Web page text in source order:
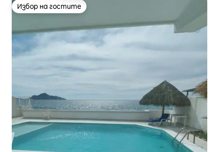
Избор на гостите
Избор на гостите